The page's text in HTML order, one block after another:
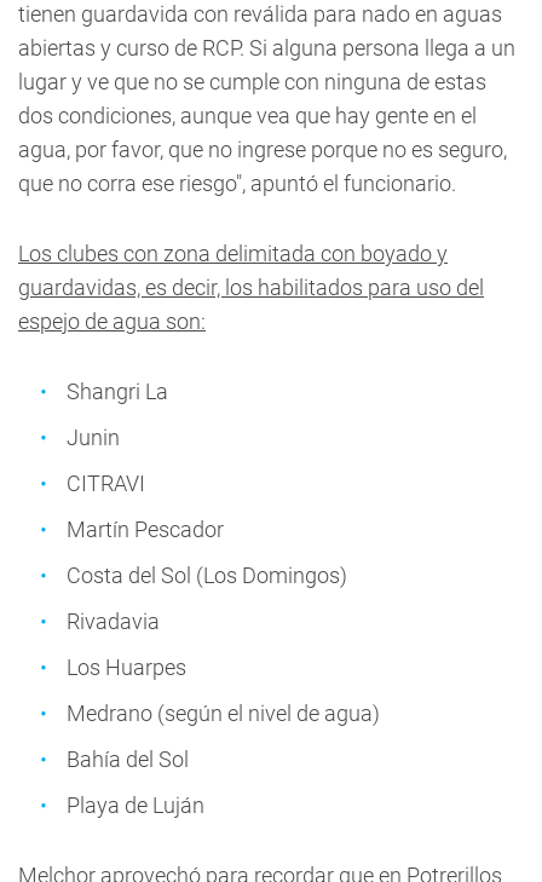
tienen guardavida con reválida para nado en aguas
abiertas y curso de RCP. Si alguna persona llega a un
lugar y ve que no se cumple con ninguna de estas
dos condiciones, aunque vea que hay gente en el
agua, por favor, que no ingrese porque no es seguro,
que no corra ese riesgo", apuntó el funcionario.
Los clubes con zona delimitada con boyado y
guardavidas, es decir, los habilitados para uso del
espejo de agua son:
Shangri La
Junin
CITRAVI
Martín Pescador
Costa del Sol (Los Domingos)
Rivadavia
Los Huarpes
Medrano (según el nivel de agua)
Bahía del Sol
Playa de Luján
Melchor aprovechó para recordar que en Potrerillos